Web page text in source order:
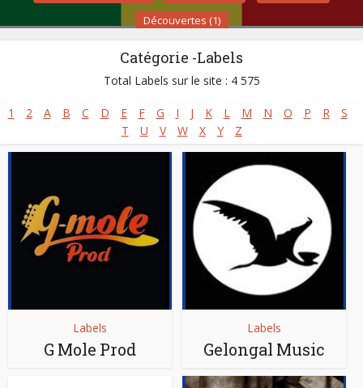
Découvertes (1)
Sénégal
Styles: Afro-jazz Afro-rap Afro-reggae,Folk Music
,
Gospel africain - Musique chrétienne
Musique Classique Africaine,Musique islamique,
Musique peule,Salsa africaine
https://www.senegalaisement.com
Catégorie -Labels
Total Labels sur le site : 4 575
1 2 A B C D E F G I J K L M N O P R
S
T
U V W X Y Z
Labels
G Mole Prod
Labels
Gelongal Music